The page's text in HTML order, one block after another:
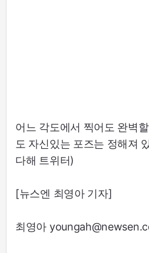
어느 각도에서 찍어도 완벽
도 자신있는 포즈는 정해져
다해 트위터)
[뉴스엔 최영아 기자]
최영아